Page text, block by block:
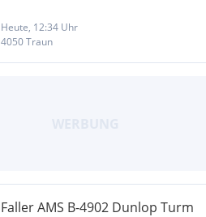
Heute, 12:34 Uhr
4050 Traun
Faller AMS B-4902 Dunlop Turm